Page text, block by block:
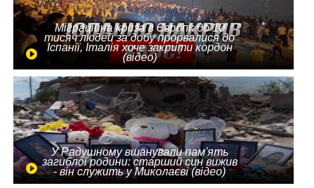
Міграційна криза в Європі: до 10
тисяч людей за добу прорвалися до
Іспанії, Італія хоче закрити кордон
(відео)
У Радушному вшанували пам'ять
загиблої родини: старший син вижив
- він служить у Миколаєві (відео)